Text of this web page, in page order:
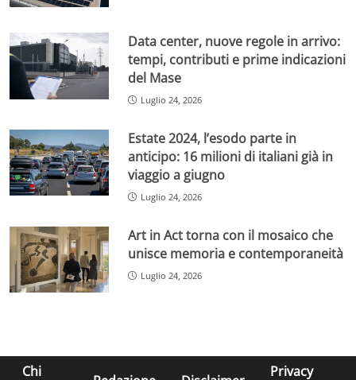
Data center, nuove regole in arrivo:
tempi, contributi e prime indicazioni
del Mase
Luglio 24, 2026
Estate 2024, l’esodo parte in
anticipo: 16 milioni di italiani già in
viaggio a giugno
Luglio 24, 2026
Art in Act torna con il mosaico che
unisce memoria e contemporaneità
Luglio 24, 2026
Chi Privacy